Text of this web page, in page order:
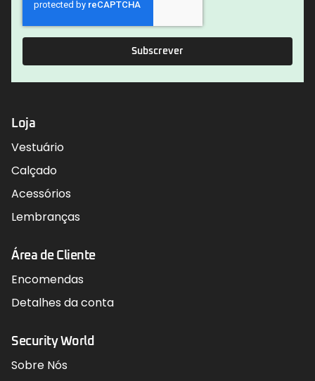
Subscrever
Loja
Vestuário
Calçado
Acessórios
Lembranças
Área de Cliente
Encomendas
Detalhes da conta
Security World
Sobre Nós